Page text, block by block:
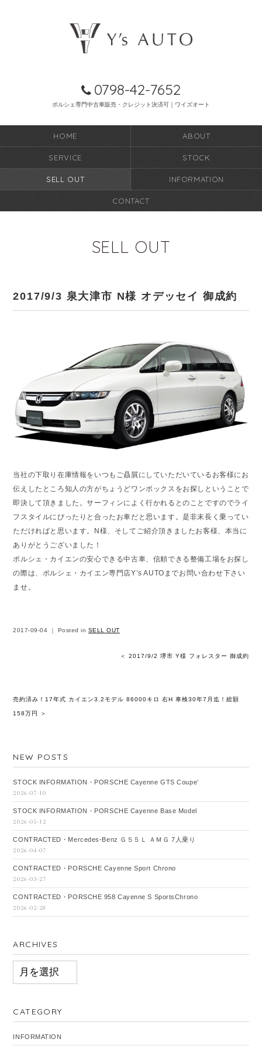
0798-42-7652
ポルシェ専門中古車販売・クレジット決済可｜ワイズオート
HOME ABOUT
SERVICE STOCK
SELL OUT INFORMATION
CONTACT
SELL OUT
2017/9/3 泉大津市 N様 オデッセイ 御成約
当社の下取り在庫情報をいつもご贔屓にしていただいているお客様にお
伝えしたところ知人の方がちょうどワンボックスをお探しということで
即決して頂きました。サーフィンによく行かれるとのことですのでライ
フスタイルにぴったりと合ったお車だと思います。是非末長く乗ってい
ただければと思います。N様、そしてご紹介頂きましたお客様、本当に
ありがとうございました！
ポルシェ・カイエンの安心できる中古車、信頼できる整備工場をお探し
の際は、ポルシェ・カイエン専門店Y’s AUTOまでお問い合わせ下さい
ませ。
2017-09-04 ｜ Posted in SELL OUT
＜ 2017/9/2 堺市 Y様 フォレスター 御成約
売約済み！17年式 カイエン3.2モデル 86000キロ 右H 車検30年7月迄！総額
158万円 ＞
NEW POSTS
STOCK INFORMATION・PORSCHE Cayenne GTS Coupe’
2026-07-10
STOCK INFORMATION・PORSCHE Cayenne Base Model
2026-05-12
CONTRACTED・Mercedes‐Benz Ｇ５５Ｌ ＡＭＧ 7人乗り
2026-04-07
CONTRACTED・PORSCHE Cayenne Sport Chrono
2026-03-27
CONTRACTED・PORSCHE 958 Cayenne S SportsChrono
2026-02-28
ARCHIVES
ARCHIVES
CATEGORY
INFORMATION